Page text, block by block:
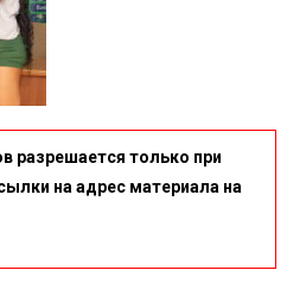
разрешается только при
на адрес материала на